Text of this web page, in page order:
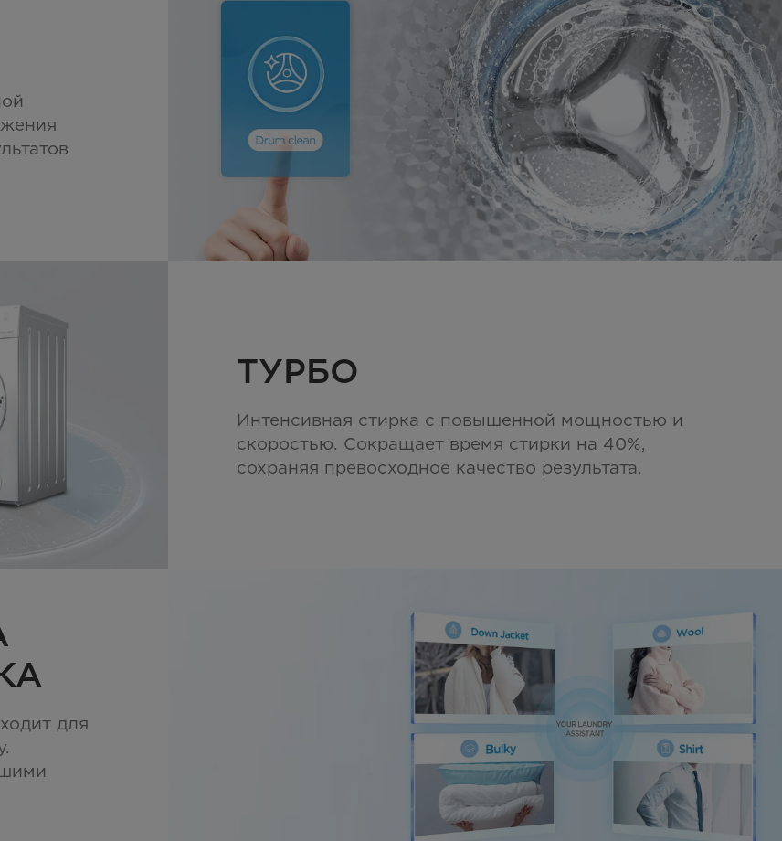
ТУРБО
Интенсивная стирка с повышенной мощностью и
скоростью. Сокращает время стирки на 40%,
сохраняя превосходное качество результата.
для